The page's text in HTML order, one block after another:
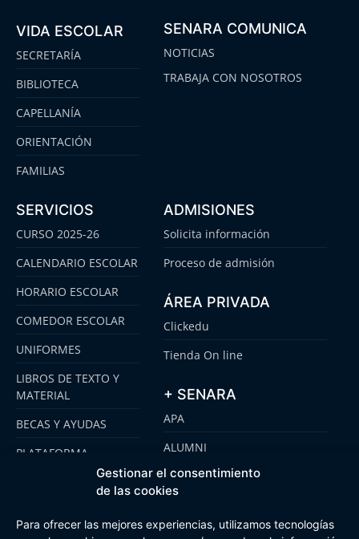
Gestionar el consentimiento
de las cookies
Para ofrecer las mejores experiencias, utilizamos tecnologías
VIDA ESCOLAR
SECRETARÍA
BIBLIOTECA
CAPELLANÍA
ORIENTACIÓN
FAMILIAS
SENARA COMUNICA
NOTICIAS
TRABAJA CON NOSOTROS
SERVICIOS
CURSO 2025-26
CALENDARIO ESCOLAR
HORARIO ESCOLAR
COMEDOR ESCOLAR
UNIFORMES
LIBROS DE TEXTO Y
MATERIAL
BECAS Y AYUDAS
PLATAFORMA
EMOOTI COLEGIOS
ADMISIONES
Solicita información
Proceso de admisión
ÁREA PRIVADA
Clickedu
Tienda On line
+ SENARA
APA
ALUMNI
SENARA SENIOR